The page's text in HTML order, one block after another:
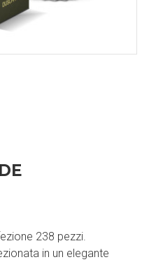
238 pezzi.
in un elegante